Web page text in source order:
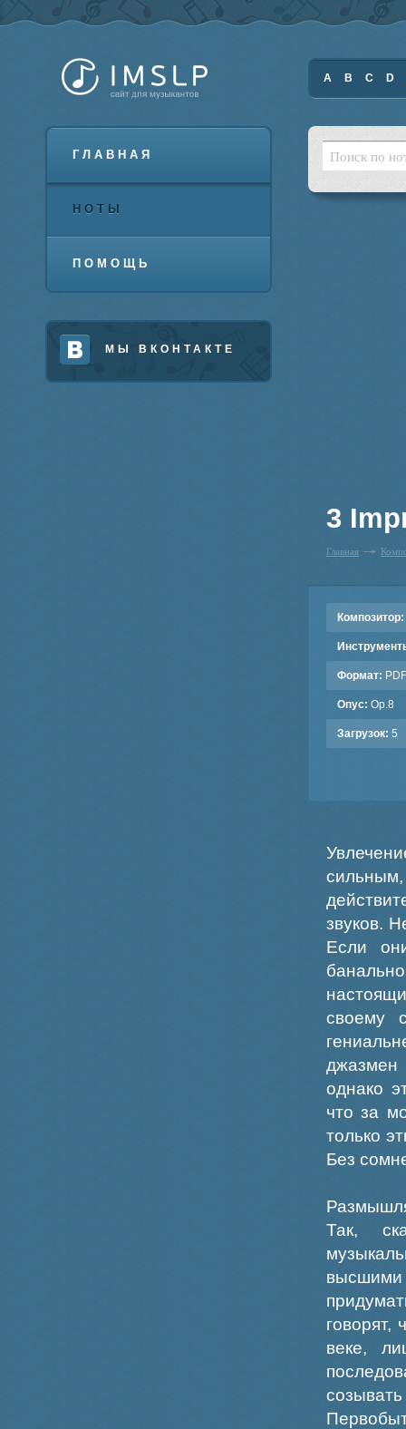
ГЛАВНАЯ
НОТЫ
ПОМОЩЬ
МЫ ВКОНТАКТЕ
A B C D
3
Главная
Композитор:
Формат: PDF
Опус: Op.8
Загрузок: 5
звуков.
Если
своему
джазмен
однако
что за
только
Без
Так,
высшими
говорят,
веке,